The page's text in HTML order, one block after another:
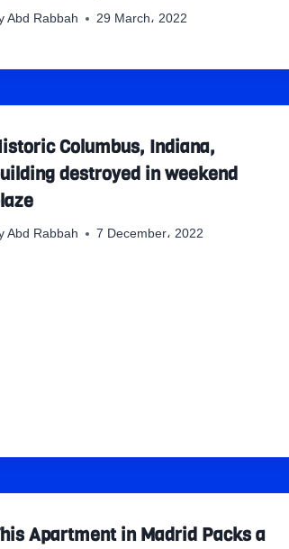
Abd Rabbah 29 March، 2022
Columbus, Indiana,
destroyed in weekend
Abd Rabbah 7 December، 2022
Apartment in Madrid Packs a